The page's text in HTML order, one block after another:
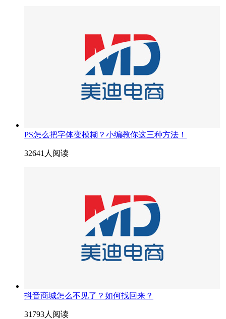
PS怎么把字体变模糊？小编教你这三种方法！
32641人阅读
抖音商城怎么不见了？如何找回来？
31793人阅读